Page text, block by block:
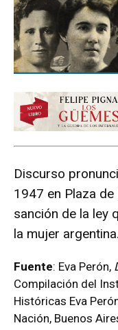
Discurso
1947 en Plaza
sanción de la ley
la mujer argentina.
Fuente: Eva Perón,
Compilación del
Históricas Eva
Nación, Buenos